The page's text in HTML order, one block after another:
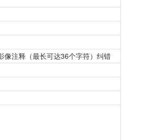
像注释（最长可达36个字符）纠错